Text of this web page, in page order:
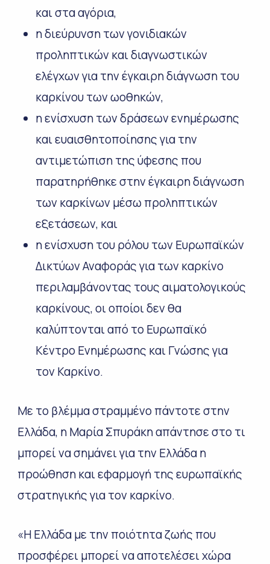
και στα αγόρια,
η διεύρυνση των γονιδιακών
προληπτικών και διαγνωστικών
ελέγχων για την έγκαιρη διάγνωση του
καρκίνου των ωοθηκών,
η ενίσχυση των δράσεων ενημέρωσης
και ευαισθητοποίησης για την
αντιμετώπιση της ύφεσης που
παρατηρήθηκε στην έγκαιρη διάγνωση
των καρκίνων μέσω προληπτικών
εξετάσεων, και
η ενίσχυση του ρόλου των Ευρωπαϊκών
Δικτύων Αναφοράς για των καρκίνο
περιλαμβάνοντας τους αιματολογικούς
καρκίνους, οι οποίοι δεν θα
καλύπτονται από το Ευρωπαϊκό
Κέντρο Ενημέρωσης και Γνώσης για
τον Καρκίνο.
Με το βλέμμα στραμμένο πάντοτε στην
Ελλάδα, η Μαρία Σπυράκη απάντησε στο τι
μπορεί να σημάνει για την Ελλάδα η
προώθηση και εφαρμογή της ευρωπαϊκής
στρατηγικής για τον καρκίνο.
«Η Ελλάδα με την ποιότητα ζωής που
προσφέρει μπορεί να αποτελέσει χώρα